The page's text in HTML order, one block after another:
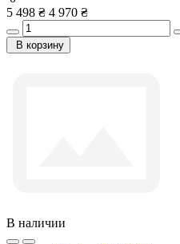
5 498 ₴ 4 970 ₴
В корзину
В наличии